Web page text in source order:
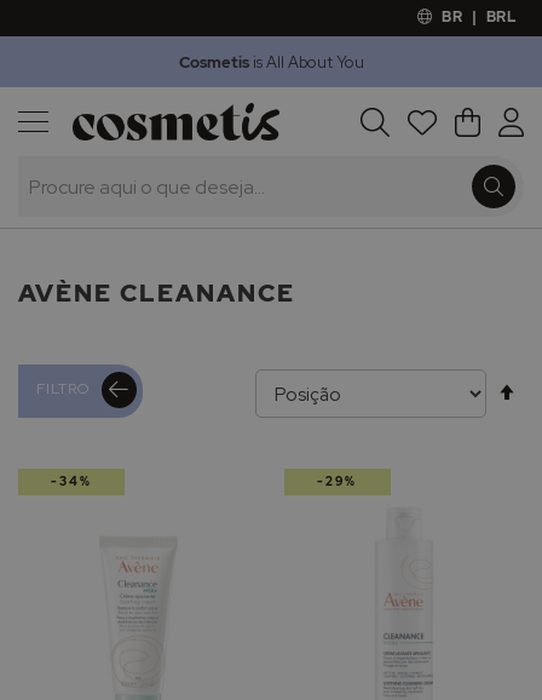
BR | BRL
Cosmetisis All About You
Procura O Meu
Outlet
AVÈNE CLEANANCE
FILTRO
-34% -29%